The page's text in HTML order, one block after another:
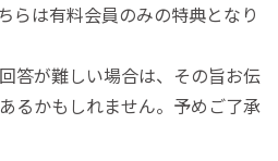
らは有料会員のみの特典となり
が難しい場合は、その旨お伝
るかもしれません。予めご了承